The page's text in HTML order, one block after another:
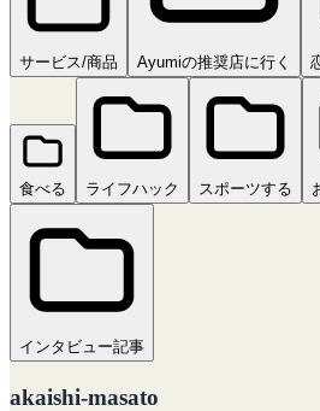
サービス/商品 Ayumiの推奨店に行く
食べる ライフハック スポーツする
インタビュー記事
akaishi-masato